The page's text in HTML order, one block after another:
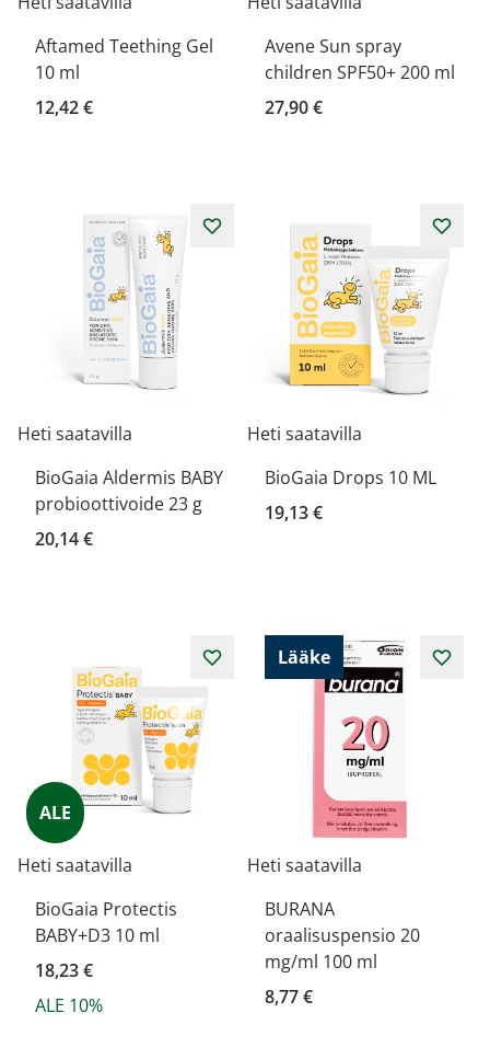
Aftamed Teething Gel
10 ml
12,42 €
Avene Sun spray
children SPF50+ 200 ml
27,90 €
Heti saatavilla
BioGaia Aldermis BABY
probioottivoide 23 g
20,14 €
Heti saatavilla
BioGaia Drops 10 ML
19,13 €
ALE
Heti saatavilla
BioGaia Protectis
BABY+D3 10 ml
18,23 €
ALE 10%
Lääke
Heti saatavilla
BURANA
oraalisuspensio 20
mg/ml 100 ml
8,77 €